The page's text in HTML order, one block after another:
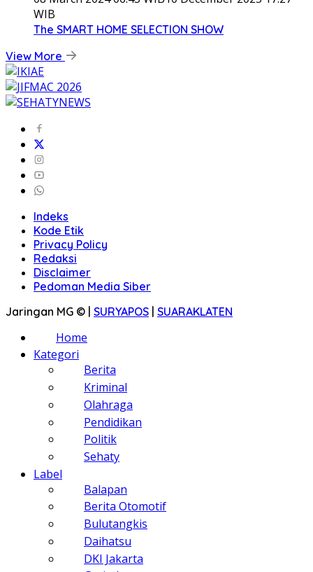
WIB
The SMART HOME SELECTION SHOW
View More
Indeks
Kode Etik
Privacy Policy
Redaksi
Disclaimer
Pedoman Media Siber
Jaringan MG © | SURYAPOS | SUARAKLATEN
Home
Kategori
Berita
Kriminal
Olahraga
Pendidikan
Politik
Sehaty
Label
Balapan
Berita Otomotif
Bulutangkis
Daihatsu
DKI Jakarta